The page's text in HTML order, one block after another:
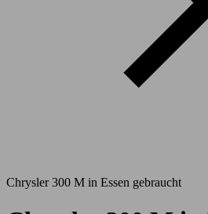
Chrysler 300 M in Essen gebraucht